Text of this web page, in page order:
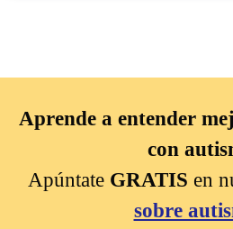
Aprende a entender
con
Apúntate GRATIS en
sobre